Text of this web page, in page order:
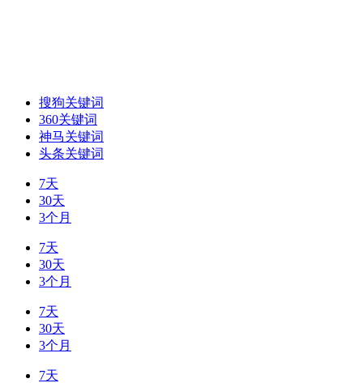
搜狗关键词
360关键词
神马关键词
头条关键词
7天
30天
3个月
7天
30天
3个月
7天
30天
3个月
7天